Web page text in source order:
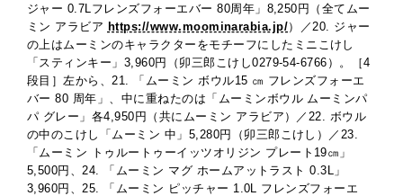
ジャー 0.7Lフレンズフォーエバー 80周年」8,250円（全てムー
ミン アラビア https://www.moominarabia.jp/）／20. ジャー
の上はムーミンのキャラクターをモチーフにしたミニこけし
「スティンキー」3,960円（卯三郎こけし0279-54-6766）。［4
段目］左から、21. 「ムーミン ボウル15 ㎝ フレンズフォーエ
バー 80 周年」、中に重ねたのは「ムーミンボウル ムーミンパ
パ グレー」各4,950円（共にムーミン アラビア）／22. ボウル
の中のこけし「ムーミン 中」5,280円（卯三郎こけし）／23.
「ムーミン トゥルートゥーイッツオリジン プレート19㎝」
5,500円、24. 「ムーミン マグ ホームアットラスト 0.3L」
3,960円、25. 「ムーミン ピッチャー 1.0L フレンズフォーエ